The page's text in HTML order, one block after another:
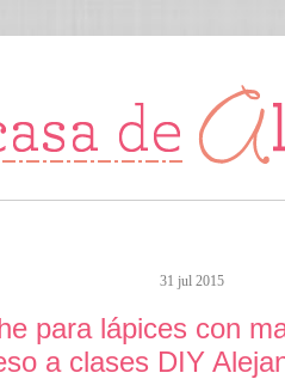
31 jul 2015
para lápices con
a clases DIY